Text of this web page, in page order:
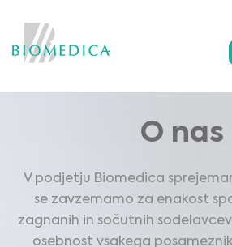
O nas
V podjetju Biomedica
se zavzemamo za enakost
zagnanih in sočutnih
osebnost vsakega